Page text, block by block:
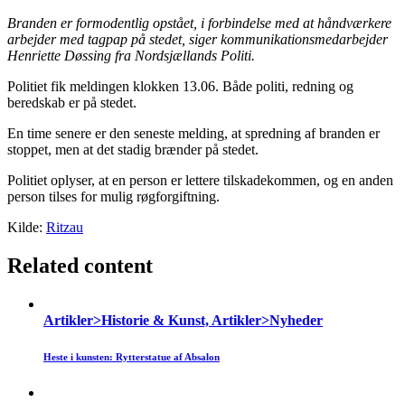
Branden er formodentlig opstået, i forbindelse med at håndværkere
arbejder med tagpap på stedet, siger kommunikationsmedarbejder
Henriette Døssing fra Nordsjællands Politi.
Politiet fik meldingen klokken 13.06. Både politi, redning og
beredskab er på stedet.
En time senere er den seneste melding, at spredning af branden er
stoppet, men at det stadig brænder på stedet.
Politiet oplyser, at en person er lettere tilskadekommen, og en anden
person tilses for mulig røgforgiftning.
Kilde: Ritzau
Related content
Artikler>Historie & Kunst, Artikler>Nyheder
Heste i kunsten: Rytterstatue af Absalon